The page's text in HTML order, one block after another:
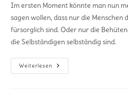
Im ersten Moment könnte man nun
sagen wollen, dass nur die Menschen
fürsorglich sind. Oder nur die
die Selbständigen selbständig sind.
Weiterlesen